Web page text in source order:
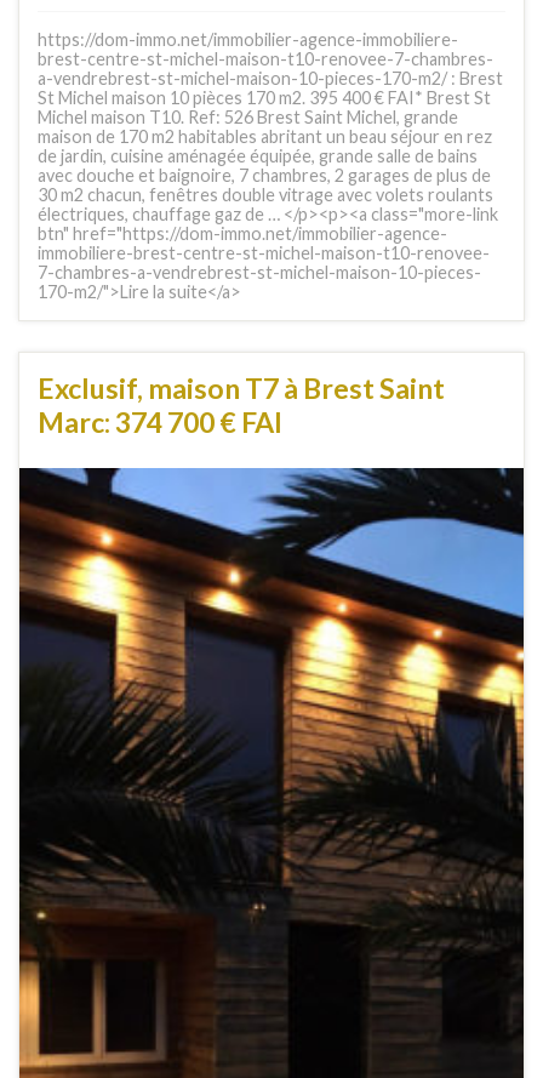
https://dom-immo.net/immobilier-agence-immobiliere-
brest-centre-st-michel-maison-t10-renovee-7-chambres-
a-vendrebrest-st-michel-maison-10-pieces-170-m2/ : Brest
St Michel maison 10 pièces 170 m2. 395 400 € FAI* Brest St
Michel maison T10. Ref: 526 Brest Saint Michel, grande
maison de 170 m2 habitables abritant un beau séjour en rez
de jardin, cuisine aménagée équipée, grande salle de bains
avec douche et baignoire, 7 chambres, 2 garages de plus de
30 m2 chacun, fenêtres double vitrage avec volets roulants
électriques, chauffage gaz de … </p><p><a class="more-link
btn" href="https://dom-immo.net/immobilier-agence-
immobiliere-brest-centre-st-michel-maison-t10-renovee-
7-chambres-a-vendrebrest-st-michel-maison-10-pieces-
170-m2/">Lire la suite</a>
Exclusif, maison T7 à Brest Saint
Marc: 374 700 € FAI